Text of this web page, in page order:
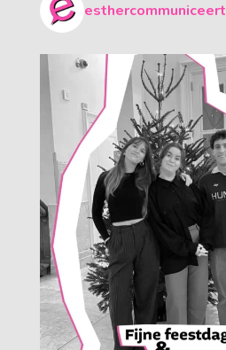
esthercommuniceert